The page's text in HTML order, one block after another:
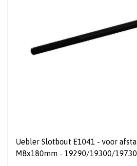
Uebler Slotbout E1041 - voor
M8x180mm - 19290/19300/19730